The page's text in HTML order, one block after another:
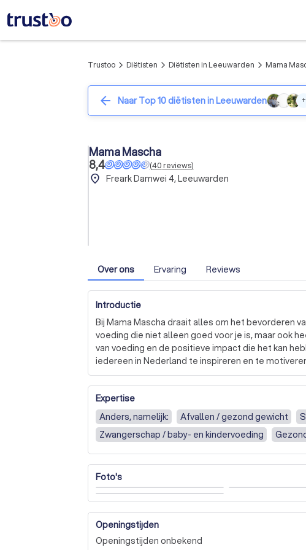
Trustoo arrow_forward_ios Diëtisten arrow_forward_ios Diëtisten in Leeuwarden arrow_forward_ios Mama
arrow_back Naar Top 10 diëtisten in Leeuwarden +
Mama Mascha
8,4
(40reviews)
place Freark Damwei 4, Leeuwarden
Over ons Ervaring Reviews
Introductie
Bij Mama Mascha draait alles om het bevorderen
voeding die niet alleen goed voor je is, maar ook
van voeding en de positieve impact die het kan
iedereen in Nederland te inspireren en te
ingewikkeld hoeft te zijn.
Ons aanbod is divers: van interactieve
Leeuwarden tot op maat gemaakte
keuzes. Onze workshops zijn ontworpen om
plezier in koken, waarbij we altijd rekening houden
ingrediënten.
Bij Mama Mascha onderscheiden we ons door een
zowel individuen als bedrijven te ondersteunen
Of je nu een beginner bent in de keuken of een
klaar om je te begeleiden.
Ben je geïnteresseerd in het transformeren van je
Expertise
Anders, namelijk:
Afvallen / gezond gewicht
Zwangerschap / baby- en kindervoeding
Foto's
Openingstijden
Openingstijden onbekend